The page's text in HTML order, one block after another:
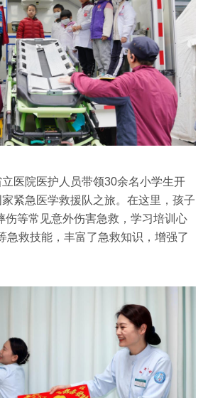
医院医护人员带领30余名小学生开
紧急医学救援队之旅。在这里，孩子
伤等常见意外伤害急救，学习培训心
急救技能，丰富了急救知识，增强了